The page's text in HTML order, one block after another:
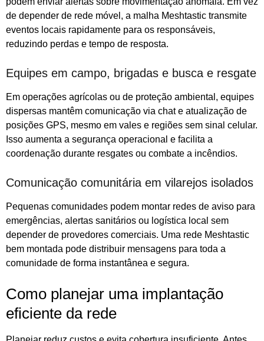
de depender de rede móvel, a malha Meshtastic transmite
eventos locais rapidamente para os responsáveis,
reduzindo perdas e tempo de resposta.
Equipes em campo, brigadas e busca e resgate
Em operações agrícolas ou de proteção ambiental, equipes
dispersas mantêm comunicação via chat e atualização de
posições GPS, mesmo em vales e regiões sem sinal celular.
Isso aumenta a segurança operacional e facilita a
coordenação durante resgates ou combate a incêndios.
Comunicação comunitária em vilarejos isolados
Pequenas comunidades podem montar redes de aviso para
emergências, alertas sanitários ou logística local sem
depender de provedores comerciais. Uma rede Meshtastic
bem montada pode distribuir mensagens para toda a
comunidade de forma instantânea e segura.
Como planejar uma implantação
eficiente da rede